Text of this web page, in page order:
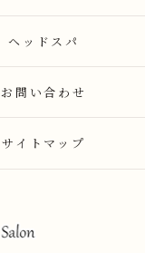
ヘッドスパ
お問い合わせ
サイトマップ